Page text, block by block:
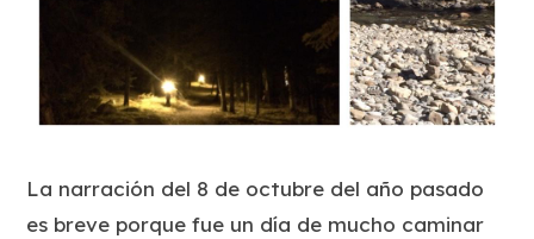
La narración del 8 de octubre del año pasado
es breve porque fue un día de mucho caminar